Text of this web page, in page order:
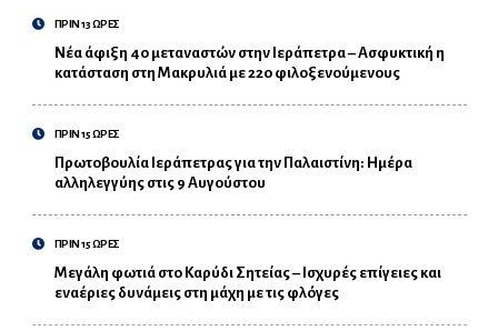
ΠΡΙΝ 13 ΩΡΕΣ
Νέα άφιξη 40 μεταναστών στην Ιεράπετρα – Ασφυκτική η
κατάσταση στη Μακρυλιά με 220 φιλοξενούμενους
ΠΡΙΝ 15 ΩΡΕΣ
Πρωτοβουλία Ιεράπετρας για την Παλαιστίνη: Ημέρα
αλληλεγγύης στις 9 Αυγούστου
ΠΡΙΝ 15 ΩΡΕΣ
Μεγάλη φωτιά στο Καρύδι Σητείας – Ισχυρές επίγειες και
εναέριες δυνάμεις στη μάχη με τις φλόγες